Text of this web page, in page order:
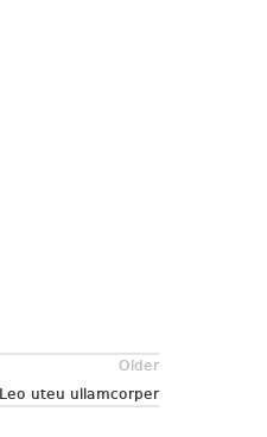
Older
Leo uteu ullamcorper